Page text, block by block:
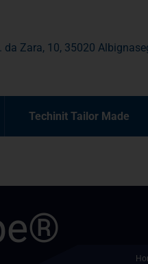
da Zara, 10, 35020
Techinit Tailor Made